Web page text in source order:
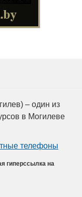
– один из
в Могилеве
телефоны
гиперссылка на